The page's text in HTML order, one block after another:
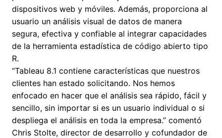
dispositivos web y móviles. Además, proporciona al
usuario un análisis visual de datos de manera
segura, efectiva y confiable al integrar capacidades
de la herramienta estadística de código abierto tipo
R.
“Tableau 8.1 contiene características que nuestros
clientes han estado solicitando. Nos hemos
enfocado en hacer que el análisis sea rápido, fácil y
sencillo, sin importar si es un usuario individual o si
despliega el análisis en toda la empresa.” comentó
Chris Stolte, director de desarrollo y cofundador de